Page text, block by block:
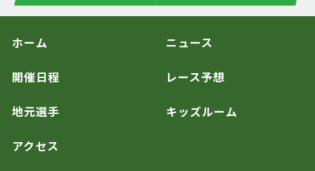
ホーム ニュース
開催日程 レース予想
地元選手 キッズルーム
アクセス